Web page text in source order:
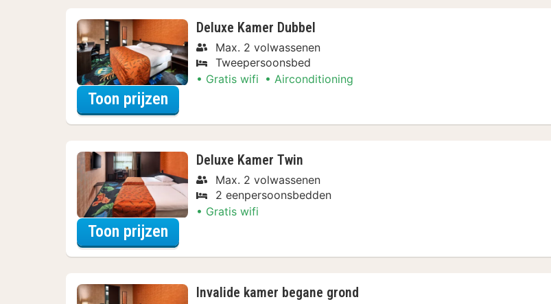
Deluxe Kamer Dubbel
Max. 2 volwassenen
Tweepersoonsbed
Gratis wifi
Airconditioning
Toon prijzen
Deluxe Kamer Twin
Max. 2 volwassenen
2 eenpersoonsbedden
Gratis wifi
Toon prijzen
Invalide kamer begane grond